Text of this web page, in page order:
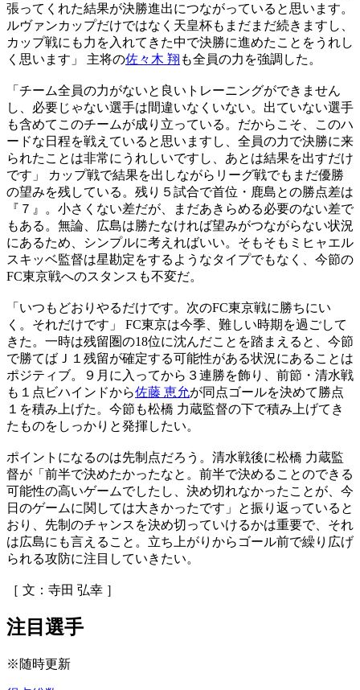
張ってくれた結果が決勝進出につながっていると思います。
ルヴァンカップだけではなく天皇杯もまだまだ続きますし、
カップ戦にも力を入れてきた中で決勝に進めたことをうれし
く思います」 主将の佐々木 翔 も全員の力を強調した。
「チーム全員の力がないと良いトレーニングができません
し、必要じゃない選手は間違いなくいない。出ていない選手
も含めてこのチームが成り立っている。だからこそ、このハ
ードな日程を戦えていると思いますし、全員の力で決勝に来
られたことは非常にうれしいですし、あとは結果を出すだけ
です」 カップ戦で結果を出しながらリーグ戦でもまだ優勝
の望みを残している。残り５試合で首位・鹿島との勝点差は
『７』。小さくない差だが、まだあきらめる必要のない差で
もある。無論、広島は勝たなければ望みがつながらない状況
にあるため、シンプルに考えればいい。そもそもミヒャエル
スキッベ監督は星勘定をするようなタイプでもなく、今節の
FC東京戦へのスタンスも不変だ。
「いつもどおりやるだけです。次のFC東京戦に勝ちにい
く。それだけです」 FC東京は今季、難しい時期を過ごして
きた。一時は残留圏の18位に沈んだことを踏まえると、今節
で勝てばＪ１残留が確定する可能性がある状況にあることは
ポジティブ。９月に入ってから３連勝を飾り、前節・清水戦
も１点ビハインドから佐藤 恵允が同点ゴールを決めて勝点
１を積み上げた。今節も松橋 力蔵監督の下で積み上げてき
たものをしっかりと発揮したい。
ポイントになるのは先制点だろう。清水戦後に松橋 力蔵監
督が「前半で決めたかったなと。前半で決めることのできる
可能性の高いゲームでしたし、決め切れなかったことが、今
日のゲームに関しては大きかったです」と振り返っていると
おり、先制のチャンスを決め切っていけるかは重要で、それ
は広島にも言えること。立ち上がりからゴール前で繰り広げ
られる攻防に注目していきたい。
［ 文：寺田 弘幸 ］
注目選手
※随時更新